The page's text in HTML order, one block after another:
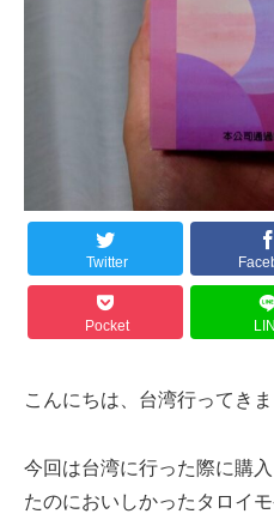
Twitter
Pocket
こんにちは、台湾行ってきま
今回は台湾に行った際に購
たのにおいしかったタロイ